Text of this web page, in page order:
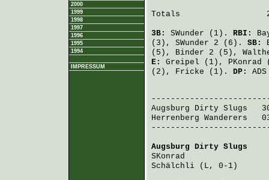
2000
1999
1998
1997
1996
1995
1994
IMPRESSUM
Totals
3B: SWunder (1). RBI:
(3), SWunder 2 (6). SB:
(5), Binder 2 (5),
E: Greipel (1), PKonrad
(2), Fricke (1). DP:
Augsburg Dirty Slugs
Herrenberg Wanderers
Augsburg Dirty Slugs
SKonrad
Schälchli (L, 0-1)